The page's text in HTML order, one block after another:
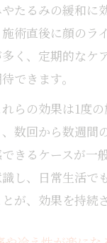
たるみの緩和に
術直後に顔のラ
く、定期的なケ
できます。
らの効果は1度
数回から数週間
きるケースが一
し、日常生活で
が、効果を持続